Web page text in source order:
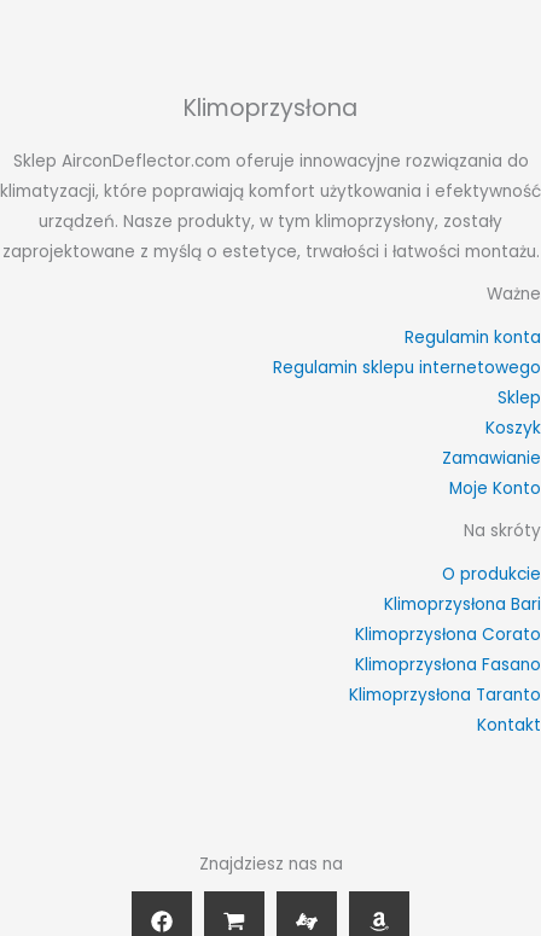
Klimoprzysłona
Sklep AirconDeflector.com oferuje innowacyjne rozwiązania do
klimatyzacji, które poprawiają komfort użytkowania i efektywność
urządzeń. Nasze produkty, w tym klimoprzysłony, zostały
zaprojektowane z myślą o estetyce, trwałości i łatwości montażu.
Ważne
Regulamin konta
Regulamin sklepu internetowego
Sklep
Koszyk
Zamawianie
Moje Konto
Na skróty
O produkcie
Klimoprzysłona Bari
Klimoprzysłona Corato
Klimoprzysłona Fasano
Klimoprzysłona Taranto
Kontakt
Znajdziesz nas na